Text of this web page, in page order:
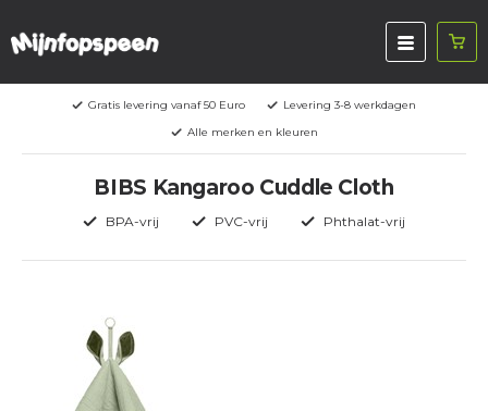
Gratis levering vanaf 50 Euro
Levering 3-8 werkdagen
Alle merken en kleuren
BIBS Kangaroo Cuddle Cloth
BPA-vrij PVC-vrij Phthalat-vrij